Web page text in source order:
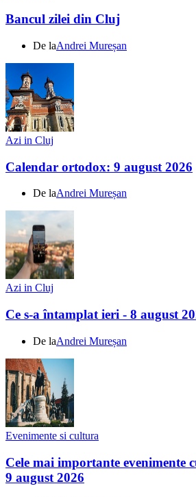
Bancul zilei din Cluj
De laAndrei Mureșan
Azi in Cluj
Calendar ortodox: 9 august 2026
De laAndrei Mureșan
Azi in Cluj
Ce s-a întamplat ieri - 8 august
De laAndrei Mureșan
Evenimente si cultura
Cele mai importante evenimente
9 august 2026